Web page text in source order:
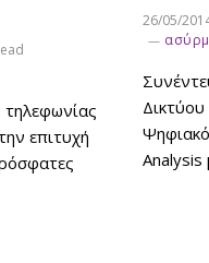
τηλεφωνίας
επιτυχή
26/05/
Analysis